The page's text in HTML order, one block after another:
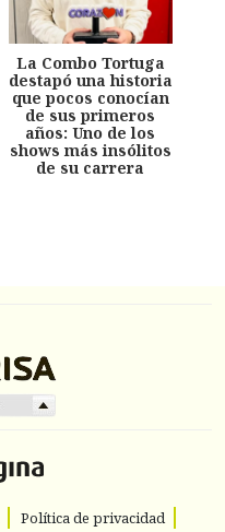
La Combo Tortuga
destapó una historia
que pocos conocían
de sus primeros
años: Uno de los
shows más insólitos
de su carrera
Política de privacidad